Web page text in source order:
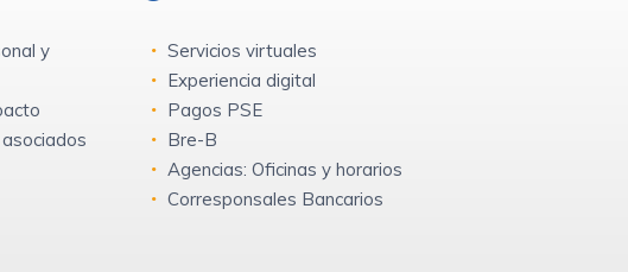
y
Servicios virtuales
Experiencia digital
Pagos PSE
Bre-B
Agencias: Oficinas y horarios
Corresponsales Bancarios